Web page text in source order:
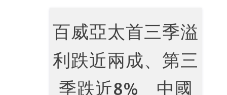
百威亞太首三季溢
利跌近兩成、第三
季跌近8% 中國